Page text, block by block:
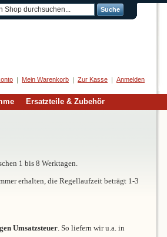
Suche
Mein Warenkorb Zur Kasse Anmelden
Ersatzteile & Zubehör
1 bis 8 Werktagen.
erhalten, die Regellaufzeit beträgt 1-3
Umsatzsteuer. So liefern wir u.a. in